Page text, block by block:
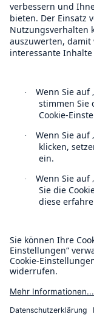
Munich Re Weltweit
Datenschutz
Rechtliche Hinweise
Sitemap
Impressum